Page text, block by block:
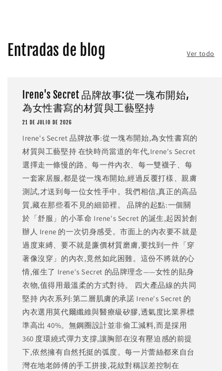
Entradas de blog Ver todo
Irene's Secret 品牌故事:從一塊布開始,
為女性書寫的材質與工藝堅持
21 DE JULIO DE 2026
Irene's Secret 品牌故事:從一塊布開始,為女性書寫的
材質與工藝堅持 在快時尚當道的年代,Irene's Secret
選擇走一條慢的路。每一件內衣、每一雙襪子、每
一套家居服,都是從一塊布開始,經過反覆打樣、親膚
測試,才送到每一位女性手中。我們相信,真正的高品
質,藏在那些看不見的細節裡。 品牌的起點:一個關
於「舒服」的小革命 Irene's Secret 的誕生,起因於創
辦人 Irene 的一次切身感受。市面上的內衣要不就是
過度束縛、要不就是廉價材質磨膚,要找到一件「穿
著像沒穿」的內衣,竟然如此困難。這份不將就的心
情,催生了 Irene's Secret 的品牌理念——女性的貼身
衣物,值得用最溫柔的方式對待。 四大產品線的共同
堅持 內衣系列:第二層肌膚的承諾 Irene's Secret 的
內衣選用莫代爾纖維與醫療級矽膠,透氣度比業界標
準高出 40%。無鋼圈設計並非偷工減料,而是採用
360 度環繞式彈力支撐,讓胸部在沒有壓迫感的前提
下,依然擁有自然托挺的弧度。每一片蕾絲都來自台
灣在地老師傅的手工拼接,花紋對稱誤差控制在